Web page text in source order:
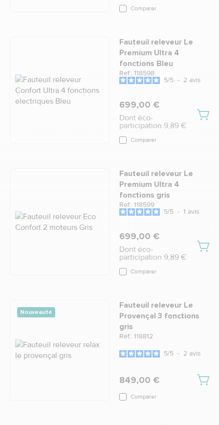
Comparer
Fauteuil releveur Le
Premium Ultra 4
fonctions Bleu
Ref.: 118598
5/5 - 2 avis
699,00 €
Dont éco-
participation 9,89 €
Comparer
Fauteuil releveur Le
Premium Ultra 4
fonctions gris
Ref.: 118599
5/5 - 1 avis
699,00 €
Dont éco-
participation 9,89 €
Comparer
Nouveauté
Fauteuil releveur Le
Provençal 3 fonctions
gris
Ref.: 118812
5/5 - 2 avis
849,00 €
Comparer